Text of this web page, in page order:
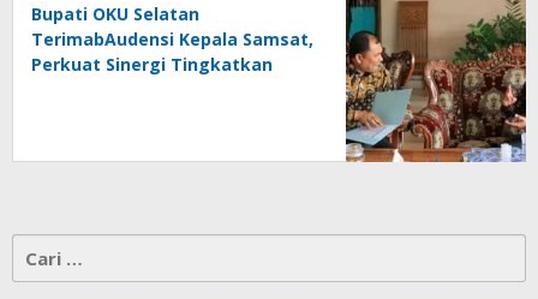
Bupati OKU Selatan
TerimabAudensi Kepala Samsat,
Perkuat Sinergi Tingkatkan
untuk: